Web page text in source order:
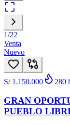
1/22
Venta
Nuevo
S/ 1.150.000 280
GRAN
PUEBLO